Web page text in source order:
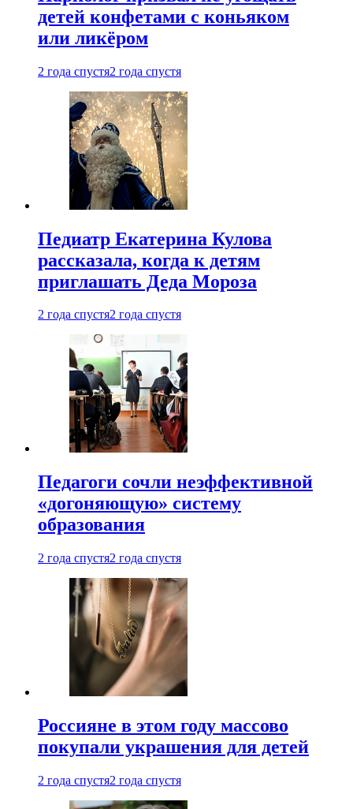
детей конфетами с коньяком
или ликёром
2 года спустя2 года спустя
Педиатр Екатерина Кулова
рассказала, когда к детям
приглашать Деда Мороза
2 года спустя2 года спустя
Педагоги сочли неэффективной
«догоняющую» систему
образования
2 года спустя2 года спустя
Россияне в этом году массово
покупали украшения для детей
2 года спустя2 года спустя